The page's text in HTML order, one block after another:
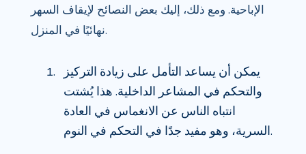
الإباحية. ومع ذلك، إليك بعض النصائح لإيقاف السهر
نهائيًا في المنزل.
يمكن أن يساعد التأمل على زيادة التركيز
والتحكم في المشاعر الداخلية. هذا يُشتت
انتباه الناس عن الانغماس في العادة
السرية، وهو مفيد جدًا في التحكم في النوم.